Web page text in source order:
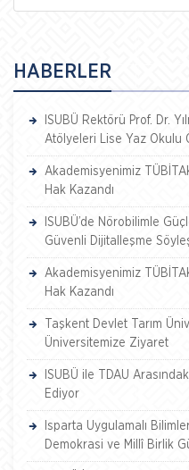
HABERLER
ISUBÜ Rektörü Prof. Dr.
Atölyeleri Lise Yaz Okulu
Akademisyenimiz
Hak Kazandı
ISUBÜ’de Nörobilimle
Güvenli Dijitalleşme
Akademisyenimiz
Hak Kazandı
Taşkent Devlet Tarım
Üniversitemize Ziyaret
ISUBÜ ile TDAU
Ediyor
Isparta Uygulamalı
Demokrasi ve Millî Birlik